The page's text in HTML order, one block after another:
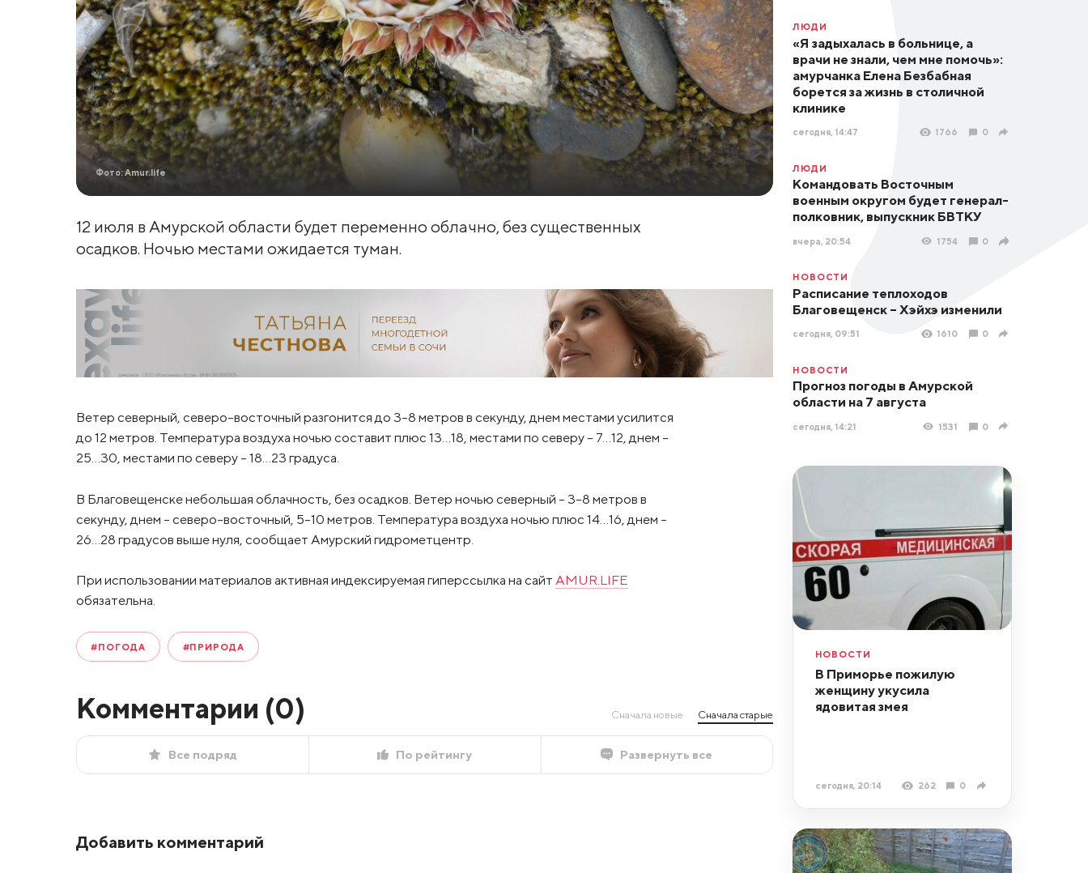
Фото: Amur.life
12 июля в Амурской области будет переменно облачно, без существенных
осадков. Ночью местами ожидается туман.
Ветер северный, северо-восточный разгонится до 3-8 метров в секунду, днем местами усилится
до 12 метров. Температура воздуха ночью составит плюс 13…18, местами по северу – 7…12, днем –
25…30, местами по северу – 18…23 градуса.
В Благовещенске небольшая облачность, без осадков. Ветер ночью северный – 3-8 метров в
секунду, днем – северо-восточный, 5-10 метров. Температура воздуха ночью плюс 14…16, днем –
26…28 градусов выше нуля, сообщает Амурский гидрометцентр.
При использовании материалов активная индексируемая гиперссылка на сайт AMUR.LIFE
обязательна.
#ПОГОДА #ПРИРОДА
Комментарии (0) Сначала новые Сначала старые
Все подряд По рейтингу Развернуть все
Добавить комментарий
ЛЮДИ
«Я задыхалась в больнице, а
врачи не знали, чем мне помочь»:
амурчанка Елена Безбабная
борется за жизнь в столичной
клинике
сегодня, 14:47 1766 0
ЛЮДИ
Командовать Восточным
военным округом будет генерал-
полковник, выпускник БВТКУ
вчера, 20:54 1754 0
НОВОСТИ
Расписание теплоходов
Благовещенск – Хэйхэ изменили
сегодня, 09:51 1610 0
НОВОСТИ
Прогноз погоды в Амурской
области на 7 августа
сегодня, 14:21 1531 0
НОВОСТИ
В Приморье пожилую
женщину укусила
ядовитая змея
сегодня, 20:14 262 0